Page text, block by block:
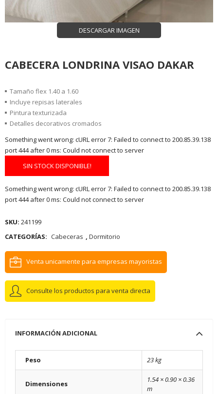
DESCARGAR IMAGEN
CABECERA LONDRINA VISAO DAKAR
Tamaño flex 1.40 a 1.60
Incluye repisas laterales
Pintura texturizada
Detalles decorativos cromados
Something went wrong: cURL error 7: Failed to connect to 200.85.39.138
port 444 after 0 ms: Could not connect to server
SIN STOCK DISPONIBLE!
Something went wrong: cURL error 7: Failed to connect to 200.85.39.138
port 444 after 0 ms: Could not connect to server
SKU: 241199
CATEGORÍAS: Cabeceras , Dormitorio
Venta unicamente para empresas mayoristas
Consulte los productos para venta directa
INFORMACIÓN ADICIONAL
Peso 23 kg
Dimensiones
1.54 × 0.90 × 0.36
m